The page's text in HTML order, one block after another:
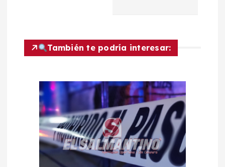
e
También te podría interesar: